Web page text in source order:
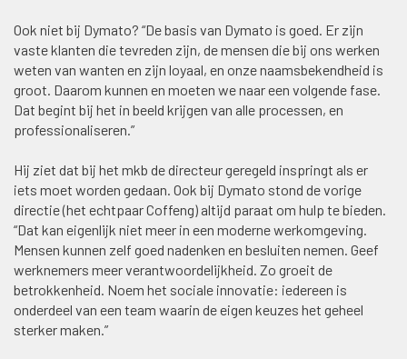
Ook niet bij Dymato? “De basis van Dymato is goed. Er zijn
vaste klanten die tevreden zijn, de mensen die bij ons werken
weten van wanten en zijn loyaal, en onze naamsbekendheid is
groot. Daarom kunnen en moeten we naar een volgende fase.
Dat begint bij het in beeld krijgen van alle processen, en
professionaliseren.”
Hij ziet dat bij het mkb de directeur geregeld inspringt als er
iets moet worden gedaan. Ook bij Dymato stond de vorige
directie (het echtpaar Coffeng) altijd paraat om hulp te bieden.
“Dat kan eigenlijk niet meer in een moderne werkomgeving.
Mensen kunnen zelf goed nadenken en besluiten nemen. Geef
werknemers meer verantwoordelijkheid. Zo groeit de
betrokkenheid. Noem het sociale innovatie: iedereen is
onderdeel van een team waarin de eigen keuzes het geheel
sterker maken.”